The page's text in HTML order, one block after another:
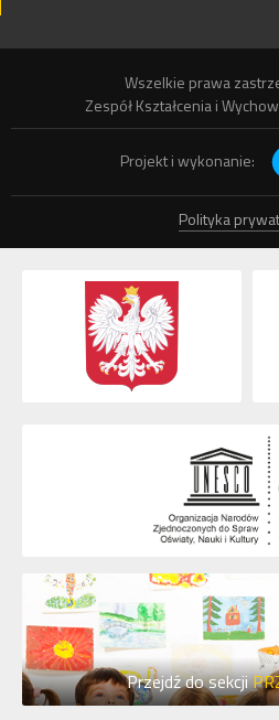
Wszelkie prawa
Zespół Kształcenia i
Projekt i wykonanie:
Polityka
Przejdź do sekcji